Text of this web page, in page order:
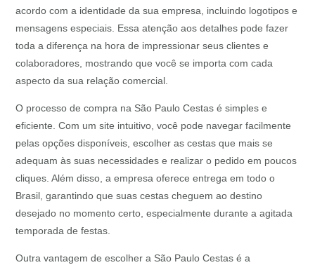
acordo com a identidade da sua empresa, incluindo logotipos e
mensagens especiais. Essa atenção aos detalhes pode fazer
toda a diferença na hora de impressionar seus clientes e
colaboradores, mostrando que você se importa com cada
aspecto da sua relação comercial.
O processo de compra na São Paulo Cestas é simples e
eficiente. Com um site intuitivo, você pode navegar facilmente
pelas opções disponíveis, escolher as cestas que mais se
adequam às suas necessidades e realizar o pedido em poucos
cliques. Além disso, a empresa oferece entrega em todo o
Brasil, garantindo que suas cestas cheguem ao destino
desejado no momento certo, especialmente durante a agitada
temporada de festas.
Outra vantagem de escolher a São Paulo Cestas é a